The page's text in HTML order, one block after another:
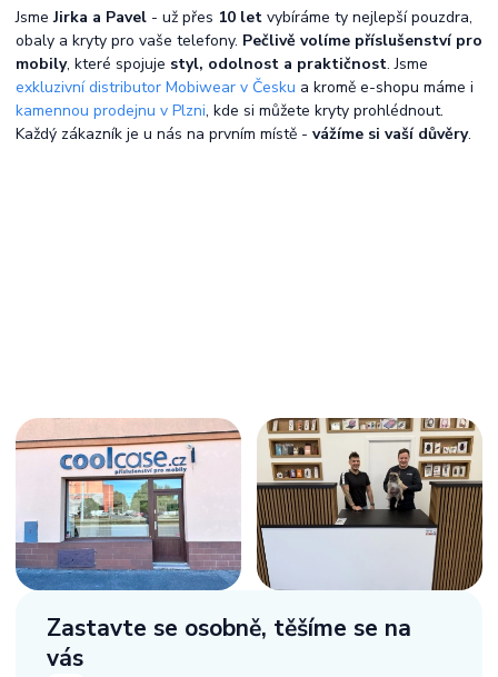
JsmeJirka a Pavel - už přes 10 let vybíráme ty nejlepší pouzdra,
obaly a kryty pro vaše telefony. Pečlivě volíme příslušenství pro
mobily, které spojuje styl, odolnost a praktičnost. Jsme
exkluzivní distributor Mobiwear v Česku a kromě e-shopu máme i
kamennou prodejnu v Plzni, kde si můžete kryty prohlédnout.
Každý zákazník je u nás na prvním místě - vážíme si vaší důvěry.
Zastavte se osobně, těšíme se na
vás